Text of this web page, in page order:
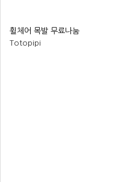
휠체어 목발 무료나눔
Totopipi